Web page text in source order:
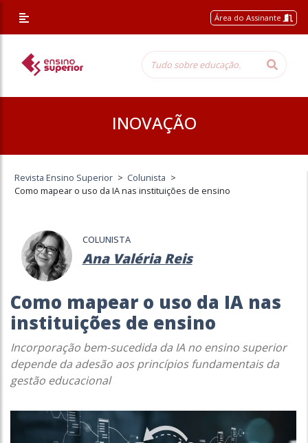
Área do Assinante
INOVAÇÃO
Revista Ensino Superior > Colunista >
Como mapear o uso da IA nas instituições de ensino
COLUNISTA
Ana Valéria Reis
Como mapear o uso da IA nas
instituições de ensino
Incorporação bem-sucedida da IA ​​no ensino superior
depende da adesão aos princípios fundamentais da
gestão educacional